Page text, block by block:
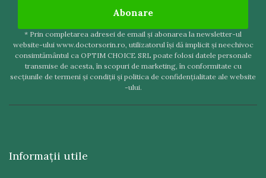
Abonare
* Prin completarea adresei de email şi abonarea la newsletter-ul
website-ului www.doctorsorin.ro, utilizatorul îşi dă implicit şi neechivoc
consimtământul ca OPTIM CHOICE SRL poate folosi datele personale
transmise de acesta, în scopuri de marketing, în conformitate cu
secţiunile de termeni şi condiţii şi politica de confidenţialitate ale website
-ului.
Informaţii utile